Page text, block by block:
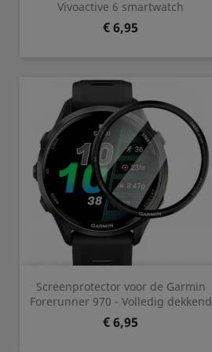
Vivoactive 6 smartwatch
Prijs
€ 6,95
Screenprotector voor de Garmin
Forerunner 970 - Volledig dekkend
Prijs
€ 6,95